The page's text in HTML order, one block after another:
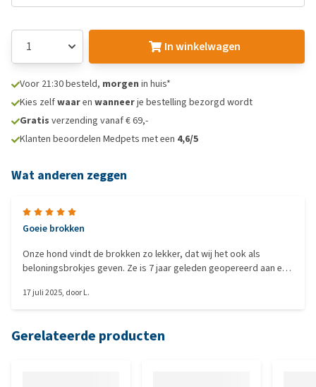
In winkelwagen
Voor 21:30 besteld, morgen in huis*
Kies zelfwaaren wanneerje bestelling bezorgd wordt
Gratis verzending vanaf € 69,-
Klanten beoordelen Medpets met een 4,6/5
Wat anderen zeggen
Goeie brokken
Onze hond vindt de brokken zo lekker, dat wij het ook als
beloningsbrokjes geven. Ze is 7 jaar geleden geopereerd aan een
brokken te eten. Inmiddels is ze 13 jaar, dus aanrader!
17 juli 2025, doorL.
Gerelateerde producten